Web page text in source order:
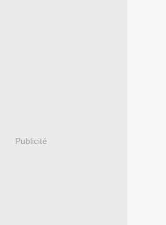
Publicité